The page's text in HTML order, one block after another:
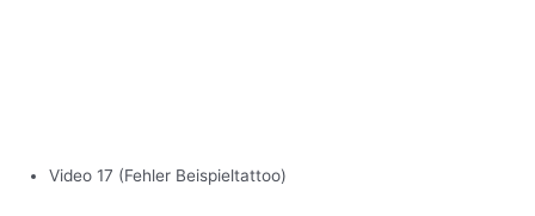
Video 17 (Fehler Beispieltattoo)